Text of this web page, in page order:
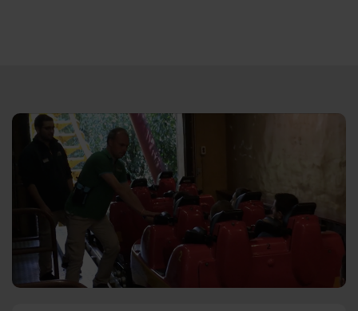
Direct door naar content